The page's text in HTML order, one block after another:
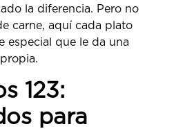
la diferencia. Pero no
carne, aquí cada plato
especial que le da una
123:
para